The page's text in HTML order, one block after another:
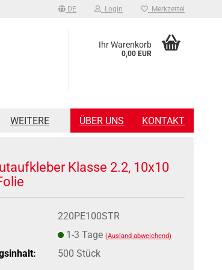
DE Login Merkzettel
Ihr Warenkorb
0,00 EUR
ÜBER UNS KONTAKT
WEITERE
Klasse 2.2, 10x10
220PE100STR
1-3 Tage(Ausland abweichend)
500 Stück